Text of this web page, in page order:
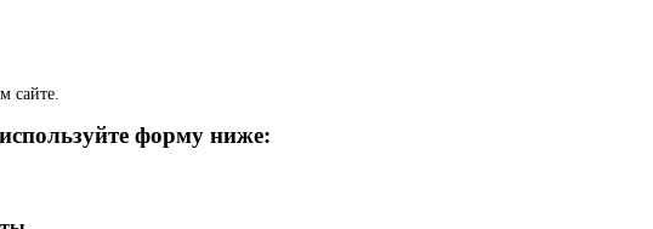
сайте.
форму ниже: